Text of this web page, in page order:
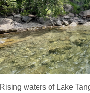
Rising waters of Lake